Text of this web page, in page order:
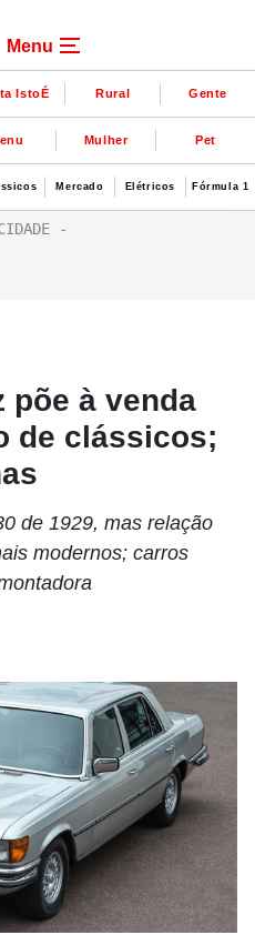
Menu
IstoÉ Rural Gente
Mulher Pet
Mercado Elétricos Fórmula 1
põe à venda
de clássicos;
de 1929, mas relação
modernos; carros